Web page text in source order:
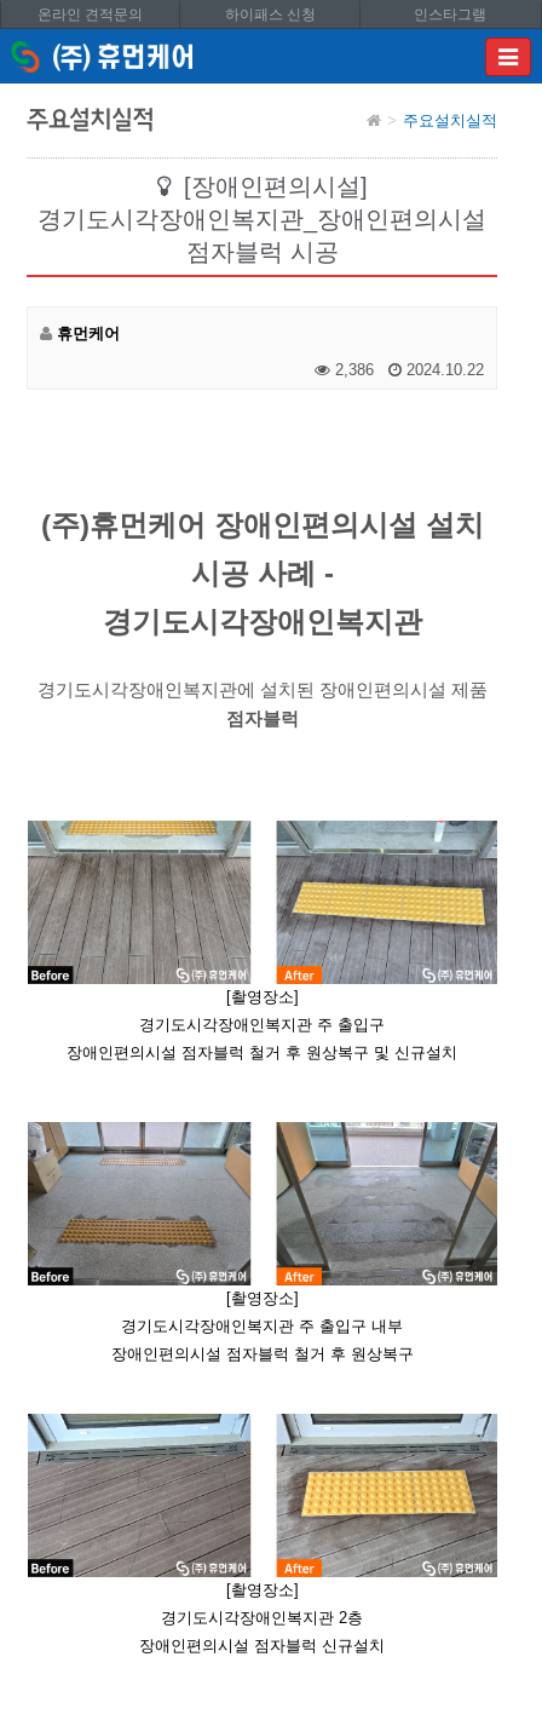
온라인 견적문의 하이패스 신청 인스타그램
이메
입력
주요설치실적 주요설치실적
[장애인편의시설]
경기도시각장애인복지관_장애인편의시설
점자블럭 시공
휴먼케어
2,386
2024.10.22
(주)휴먼케어 장애인편의시설 설치
시공 사례 -
경기도시각장애인복지관
경기도시각장애인복지관에 설치된​ 장애인편의시설 제품
점자블럭
[촬영장소]
경기도시각장애인복지관 주 출입구
장애인편의시설 점자블럭 철거 후 원상복구 및 신규설치
[촬영장소]
경기도시각장애인복지관 주 출입구 내부
장애인편의시설 점자블럭 철거 후 원상복구
[촬영장소]
경기도시각장애인복지관 2층
장애인편의시설 점자블럭 신규설치